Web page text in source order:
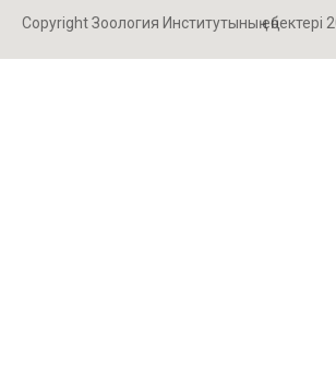
Copyright Зоология Институтының еңбектері